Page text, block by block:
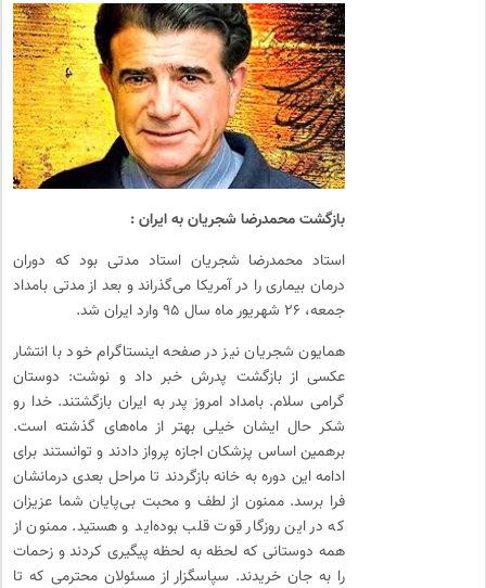
بازگشت محمدرضا شجریان به ایران :
استاد محمدرضا شجریان استاد مدتی بود که دوران
درمان بیماری را در آمریکا می‌گذراند و بعد از مدتی بامداد
جمعه، ۲۶ شهریور ماه سال ۹۵ وارد ایران شد.
همایون شجریان نیز در صفحه اینستاگرام خود با انتشار
عکسی از بازگشت پدرش خبر داد و نوشت: دوستان
گرامی سلام. بامداد امروز پدر به ایران بازگشتند. خدا رو
شکر حال ایشان خیلی بهتر از ماه‌های گذشته است.
برهمین اساس پزشکان اجازه پرواز دادند و توانستند برای
ادامه این دوره به خانه بازگردند تا مراحل بعدی درمانشان
فرا برسد. ممنون از لطف و محبت بی‌پایان شما عزیزان
که در این روزگار قوت قلب بوده‌اید و هستید. ممنون از
همه دوستانی که لحظه به لحظه پیگیری کردند و زحمات
را به جان خریدند. سپاسگزار از مسئولان محترمی که تا